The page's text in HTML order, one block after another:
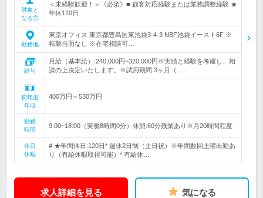
対象と
なる方
＜未経験歓迎！＞《必須》■ 顧客対応経験または業務調整経験 ★
年休120日
勤務地
東京オフィス 東京都豊島区東池袋3-4-3 NBF池袋イースト6F ※
転勤当面なし ※在宅相談可…
給与
月給（基本給）:240,000円~320,000円※実績と経験を考慮し、相
談の上決定いたします。※試用期間:3ヶ月（…
初年度
年収
400万円～530万円
勤務
時間
9:00~18:00（実働8時間0分）休憩:60分残業あり※月20時間程度
休日
休暇
# ★年間休日:120日* 週休2日制（土日祝）※年間数回土曜出勤あ
り（有給休暇取得可能）* 有給休…
求人詳細を見る 気になる